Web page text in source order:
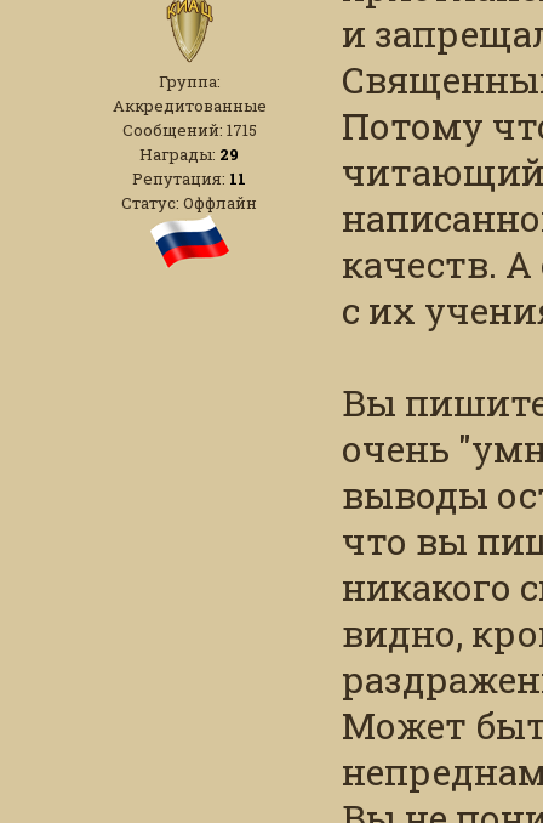
Группа:
Аккредитованные
Сообщений: 1715
Награды: 29
Репутация: 11
Статус: Оффлайн
и
Потому
качеств.
с их
Вы пишите
очень
выводы
что вы
никакого
видно,
Может